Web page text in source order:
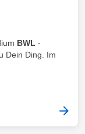
BWL -
Dein Ding. Im